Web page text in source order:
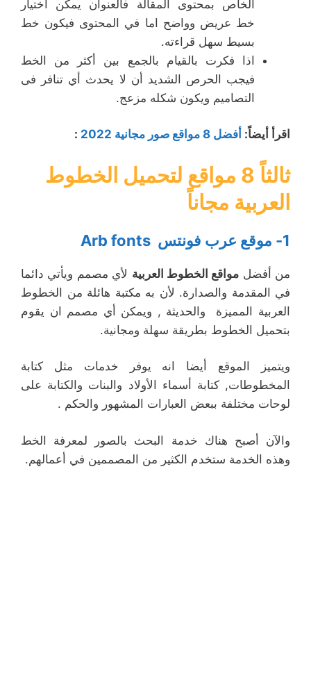
الخاص بمحتوى المقالة فالعنوان يمكن اختيار
خط عريض وواضح اما في المحتوى فيكون خط
بسيط سهل قراءته.
اذا فكرت بالقيام بالجمع بين أكثر من الخط
فيجب الحرص الشديد أن لا يحدث أي تنافر فى
التصاميم ويكون شكله مزعج.
اقرأ أيضاً: : أفضل 8 مواقع صور مجانية 2022
ثالثاً
8 مواقع لتحميل الخطوط
العربية مجاناً
1- موقع عرب فونتس Arb fonts
من أفضل مواقع الخطوط العربية لأي مصمم ويأتي دائما
في المقدمة والصدارة. لأن به مكتبة هائلة من الخطوط
العربية المميزة والحديثة , ويمكن أي مصمم ان يقوم
بتحميل الخطوط بطريقة سهلة ومجانية.
ويتميز الموقع أيضا انه يوفر خدمات مثل كتابة
المخطوطات, كتابة أسماء الأولاد والبنات والكتابة على
لوحات مختلفة ببعض العبارات المشهور والحكم .
والآن أصبح هناك خدمة البحث بالصور لمعرفة الخط
وهذه الخدمة ستخدم الكثير من المصممين في أعمالهم.